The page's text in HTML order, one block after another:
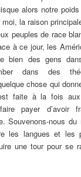
alors notre
la raison
peuples de race
à ce jour, les
bien des gens
dans des
chose qui
faite à la fois
payer d’avoir
Souvenons-nous
les langues et les
une tour pour se